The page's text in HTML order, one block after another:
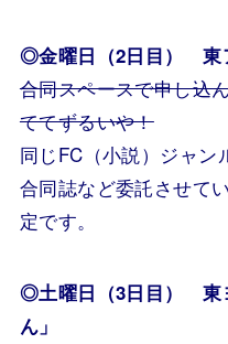
◎金曜日（2日目） 東
合同スペースで申し込
ててずるいや！
同じFC（小説）ジャン
合同誌など委託させて
定です。
◎土曜日（3日目） 東
ん」